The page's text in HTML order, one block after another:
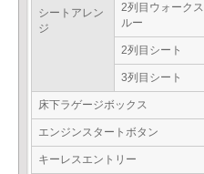
シートアレン
ジ
2列目ウォークス
ルー
2列目シート
3列目シート
床下ラゲージボックス
エンジンスタートボタン
キーレスエントリー